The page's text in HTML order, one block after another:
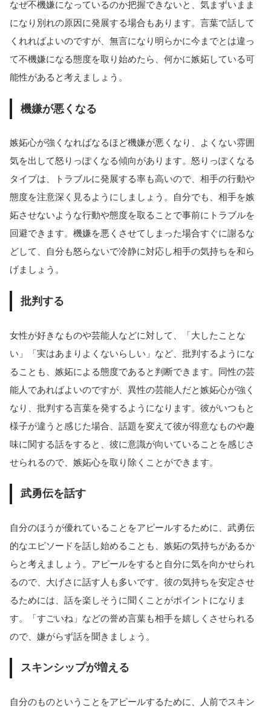
なぜ不機嫌になっているのか把握できないと、気まずいまま
になり別れの原因に発展する場合もあります。言葉で話して
くれればよいのですが、無言になり明らかに今までとは違っ
て不機嫌になる態度を取り始めたら、何かに嫉妬している可
能性があると考えましょう。
機嫌が悪くなる
嫉妬心が強くなればなるほど機嫌が悪くなり、よくない雰囲
気を出して怒りっぽくなる傾向があります。怒りっぽくなる
タイプは、トラブルに発展する率も高いので、相手の行動や
態度を注意深く見るようにしましょう。自分でも、相手を嫉
妬させないような行動や態度を取ることで事前にトラブルを
回避できます。機嫌を悪くさせてしまった場合すぐに謝るな
どして、自分も怒らないで冷静に対応し相手の気持ちを和ら
げましょう。
批判する
女性が好きなものや芸能人などに対して、「大したことな
い」「実はあまりよくないらしい」など、批判するようにな
ることも、嫉妬による態度であると判断できます。同性の芸
能人であればよいのですが、異性の芸能人だと嫉妬心が強く
なり、批判する言葉を発するようになります。彼がいつもと
様子が違うと感じた場合、話題を変えて彼が得意なものや趣
味に関する話をすると、彼に意識が向いていることを感じさ
せられるので、嫉妬心を取り除くことができます。
武勇伝を話す
自分のほうが優れていることをアピールするために、武勇伝
的なエピソードを話し始めることも、嫉妬の気持ちがあるか
らと考えましょう。アピールをすると自分に気を向かせられ
るので、大げさに話す人も多いです。彼の気持ちを安定させ
るためには、話を楽しそうに聞くことがポイントになりま
す。「すごいね」などの誉め言葉も相手を嬉しくさせられる
ので、嫌がらず話を聞きましょう。
スキンシップが増える
自分のものということをアピールするために、人前でスキン